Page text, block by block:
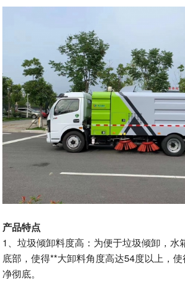
产品特点
1、垃圾倾卸料度高：为便于垃圾倾卸，水
底部，使得**大卸料角度高达54度以上，
净彻底。